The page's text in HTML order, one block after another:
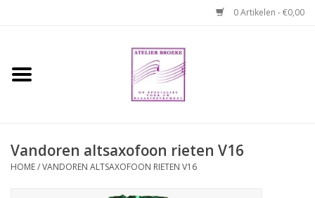
0 Artikelen - €0,00
Home
Reparaties en
Vandoren altsaxofoon rieten V16
HOME/VANDOREN ALTSAXOFOON RIETEN V16